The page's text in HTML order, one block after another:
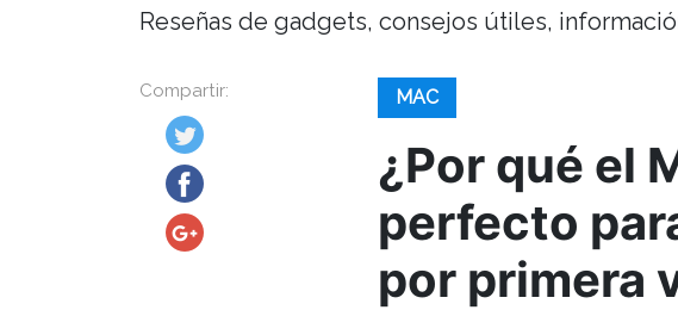
Reseñas de gadgets, consejos útiles,
Compartir: MAC
¿Por qué el
perfecto
por primera